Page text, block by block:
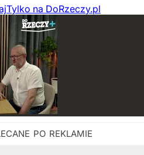
Tylko na DoRzeczy.pl